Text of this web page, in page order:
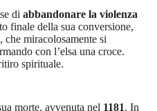
di abbandonare la violenza
finale della sua conversione,
, che miracolosamente si
con l’elsa una croce.
spirituale.
morte, avvenuta nel 1181. In